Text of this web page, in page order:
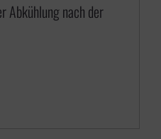
Abkühlung nach der